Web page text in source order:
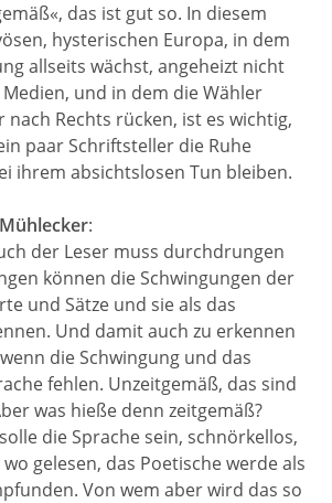
das ist gut so. In diesem
hysterischen Europa, in dem
allseits wächst, angeheizt nicht
und in dem die Wähler
Rechts rücken, ist es wichtig,
paar Schriftsteller die Ruhe
ihrem absichtslosen Tun bleiben.
:
der Leser muss durchdrungen
können die Schwingungen der
und Sätze und sie als das
Und damit auch zu erkennen
die Schwingung und das
fehlen. Unzeitgemäß, das sind
was hieße denn zeitgemäß?
die Sprache sein, schnörkellos,
gelesen, das Poetische werde als
Von wem aber wird das so